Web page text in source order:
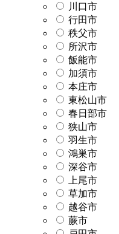
川口市
行田市
秩父市
所沢市
飯能市
加須市
本庄市
東松山市
春日部市
狭山市
羽生市
鴻巣市
深谷市
上尾市
草加市
越谷市
蕨市